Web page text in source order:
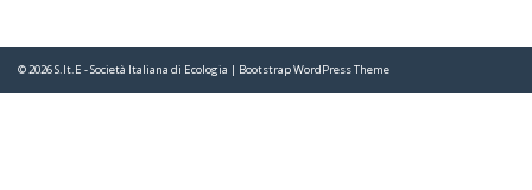
© 2026S.It.E - Società Italiana di Ecologia | Bootstrap WordPress Theme